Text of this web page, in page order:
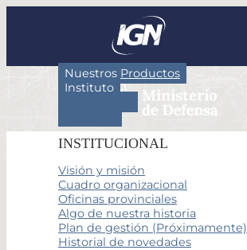
Nuestros Productos
Instituto
INSTITUCIONAL
Visión y misión
Cuadro organizacional
Oficinas provinciales
Algo de nuestra historia
Plan de gestión (Próximamente)
Historial de novedades